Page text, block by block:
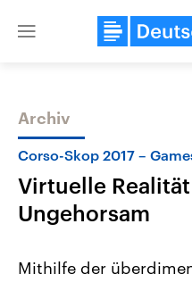
Close
Themen
Archiv
Corso-Skop 2017 –
Virtuelle
Ungehorsam
Mithilfe der